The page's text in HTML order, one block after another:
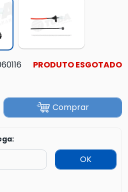
PRODUTO ESGOTADO
Comprar
OK